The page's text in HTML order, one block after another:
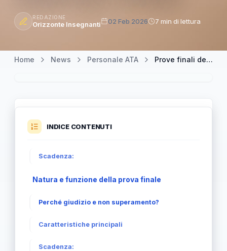
REDAZIONE
Orizzonte Insegnanti 02 Feb 2026 7 min di lettura
Home News Personale ATA Prove finali delle posizioni economiche ATA: perché non è previsto il "non superare" il test
INDICE CONTENUTI
Scadenza:
Natura e funzione della prova finale
Perché giudizio e non superamento?
Caratteristiche principali
Scadenza: